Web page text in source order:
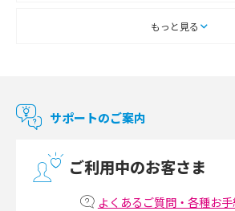
スマートテレビとは？特徴や選び方、使い方をわ
マンションで使えるWi-Fiは？種類ごとの特徴や選
マンションで光回線の利用を始める手順は？設備
もっと見る
サポートのご案内
ご利用中のお客さま
よくあるご質問・各種お